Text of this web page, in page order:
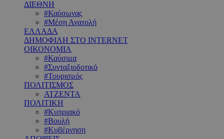
ΔΙΕΘΝΗ
#Καύσωνας
#Μέση Ανατολή
ΕΛΛΑΔΑ
ΔΗΜΟΦΙΛΗ ΣΤΟ INTERNET
ΟΙΚΟΝΟΜΙΑ
#Καύσιμα
#Συνταξιοδοτικό
#Τουρισμός
ΠΟΛΙΤΙΣΜΟΣ
ΑΤΖΕΝΤΑ
ΠΟΛΙΤΙΚΗ
#Κυπριακό
#Βουλή
#Κυβέρνηση